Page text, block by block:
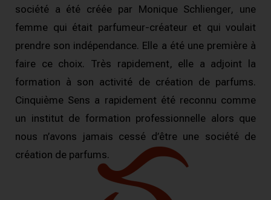
société a été créée par Monique Schlienger, une
femme qui était parfumeur-créateur et qui voulait
prendre son indépendance. Elle a été une première à
faire ce choix. Très rapidement, elle a adjoint la
formation à son activité de création de parfums.
Cinquième Sens a rapidement été reconnu comme
un institut de formation professionnelle alors que
nous n’avons jamais cessé d’être une société de
création de parfums.